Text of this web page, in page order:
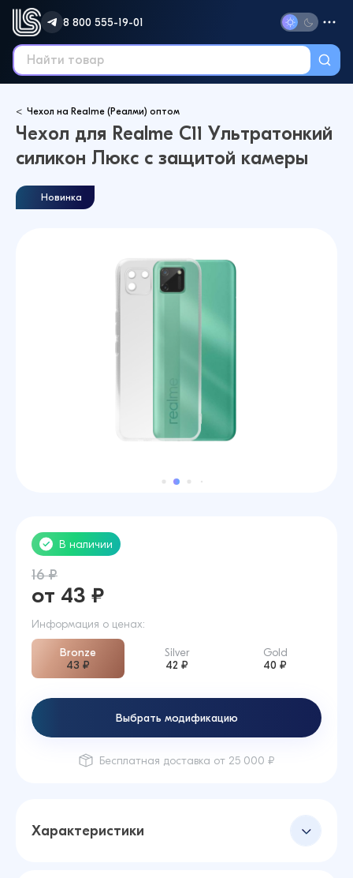
8 800 555-19-01
Чехол на Realme (Реалми) оптом
Чехол для Realme C11 Ультратонкий
силикон Люкс с защитой камеры
Новинка
Характеристики
В наличии
16 ₽
от 43 ₽
Информация о ценах:
Bronze
43 ₽
Silver
42 ₽
Gold
40 ₽
Выбрать модификацию
Бесплатная доставка от 25 000 ₽